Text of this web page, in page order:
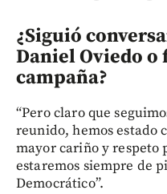
¿Siguió
Daniel Oviedo o
campaña?
“Pero claro que
reunido, hemos estado
mayor cariño y respeto
estaremos siempre de
Democrático”.